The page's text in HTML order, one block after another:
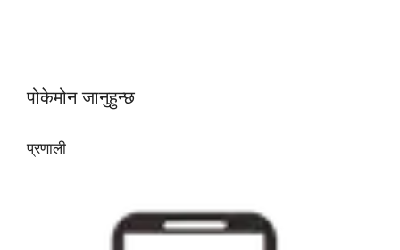
पोकेमोन जानुहुन्छ
प्रणाली